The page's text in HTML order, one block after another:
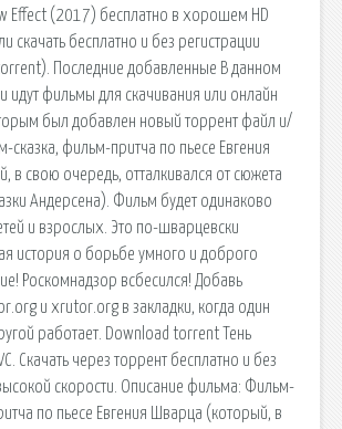
Effect (2017) бесплатно в хорошем HD
скачать бесплатно и без регистрации
Последние добавленные В данном
идут фильмы для скачивания или онлайн
был добавлен новый торрент файл и/
сказка, фильм-притча по пьесе Евгения
в свою очередь, отталкивался от сюжета
Андерсена). Фильм будет одинаково
и взрослых. Это по-шварцевски
история о борьбе умного и доброго
Роскомнадзор всбесился! Добавь
и xrutor.org в закладки, когда один
работает. Download torrent Тень
Скачать через торрент бесплатно и без
скорости. Описание фильма: Фильм-
по пьесе Евгения Шварца (который, в